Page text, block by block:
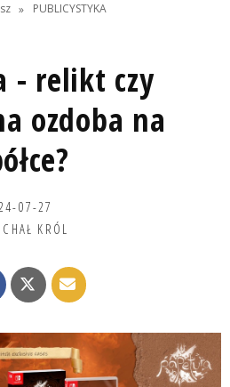
» PUBLICYSTYKA
- relikt czy
ozdoba na
07-27
KRÓL